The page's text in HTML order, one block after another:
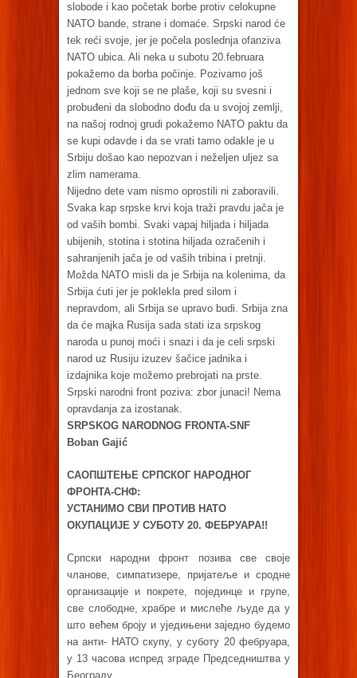
slobode i kao početak borbe protiv celokupne
NATO bande, strane i domaće. Srpski narod će
tek reći svoje, jer je počela poslednja ofanziva
NATO ubica. Ali neka u subotu 20.februara
pokažemo da borba počinje. Pozivamo još
jednom sve koji se ne plaše, koji su svesni i
probuđeni da slobodno dođu da u svojoj zemlji,
na našoj rodnoj grudi pokažemo NATO paktu da
se kupi odavde i da se vrati tamo odakle je u
Srbiju došao kao nepozvan i neželjen uljez sa
zlim namerama.
Nijedno dete vam nismo oprostili ni zaboravili.
Svaka kap srpske krvi koja traži pravdu jača je
od vaših bombi. Svaki vapaj hiljada i hiljada
ubijenih, stotina i stotina hiljada ozračenih i
sahranjenih jača je od vaših tribina i pretnji.
Možda NATO misli da je Srbija na kolenima, da
Srbija ćuti jer je poklekla pred silom i
nepravdom, ali Srbija se upravo budi. Srbija zna
da će majka Rusija sada stati iza srpskog
naroda u punoj moći i snazi i da je celi srpski
narod uz Rusiju izuzev šačice jadnika i
izdajnika koje možemo prebrojati na prste.
Srpski narodni front poziva: zbor junaci! Nema
opravdanja za izostanak.
SRPSKOG NARODNOG FRONTA-SNF
Boban Gajić
САОПШТЕЊЕ СРПСКОГ НАРОДНОГ
ФРОНТА-СНФ:
УСТАНИМО СВИ ПРОТИВ НАТО
ОКУПАЦИЈЕ У СУБОТУ 20. ФЕБРУАРА!!
Српски народни фронт позива све своје
чланове, симпатизере, пријатеље и сродне
организације и покрете, појединце и групе,
све слободне, храбре и мислеће људе да у
што већем броју и уједињени заједно будемо
на анти- НАТО скупу, у суботу 20 фебруара,
у 13 часова испред зграде Председништва у
Београду.